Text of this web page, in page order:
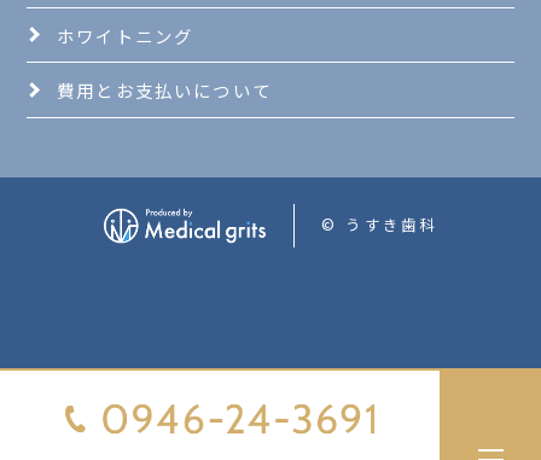
ホワイトニング
費用とお支払いについて
© うすき歯科